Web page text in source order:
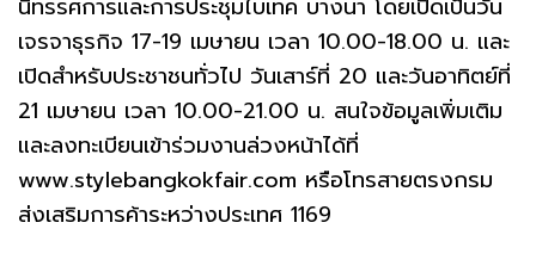
นิทรรศการและการประชุมไบเทค บางนา โดยเปิดเป็นวัน
เจรจาธุรกิจ 17-19 เมษายน เวลา 10.00-18.00 น. และ
เปิดสำหรับประชาชนทั่วไป วันเสาร์ที่ 20 และวันอาทิตย์ที่
21 เมษายน เวลา 10.00-21.00 น. สนใจข้อมูลเพิ่มเติม
และลงทะเบียนเข้าร่วมงานล่วงหน้าได้ที่
www.stylebangkokfair.com หรือโทรสายตรงกรม
ส่งเสริมการค้าระหว่างประเทศ 1169